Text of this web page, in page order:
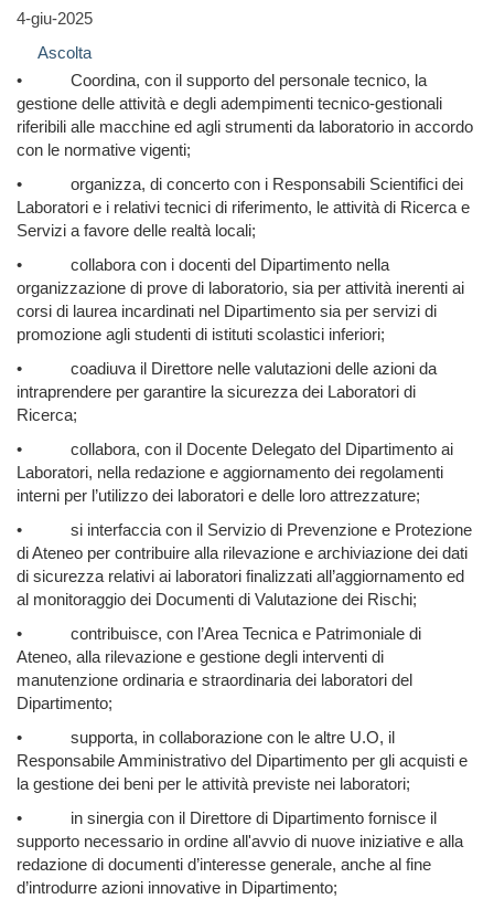
4-giu-2025
Ascolta
•
Coordina, con il supporto del personale tecnico, la
gestione delle attività e degli adempimenti tecnico-gestionali
riferibili alle macchine ed agli strumenti da laboratorio in accordo
con le normative vigenti;
•
organizza, di concerto con i Responsabili Scientifici dei
Laboratori e i relativi tecnici di riferimento, le attività di Ricerca e
Servizi a favore delle realtà locali;
•
collabora con i docenti del Dipartimento nella
organizzazione di prove di laboratorio, sia per attività inerenti ai
corsi di laurea incardinati nel Dipartimento sia per servizi di
promozione agli studenti di istituti scolastici inferiori;
•
coadiuva il Direttore nelle valutazioni delle azioni da
intraprendere per garantire la sicurezza dei Laboratori di
Ricerca;
•
collabora, con il Docente Delegato del Dipartimento ai
Laboratori, nella redazione e aggiornamento dei regolamenti
interni per l’utilizzo dei laboratori e delle loro attrezzature;
•
si interfaccia con il Servizio di Prevenzione e Protezione
di Ateneo per contribuire alla rilevazione e archiviazione dei dati
di sicurezza relativi ai laboratori finalizzati all’aggiornamento ed
al monitoraggio dei Documenti di Valutazione dei Rischi;
•
contribuisce, con l’Area Tecnica e Patrimoniale di
Ateneo, alla rilevazione e gestione degli interventi di
manutenzione ordinaria e straordinaria dei laboratori del
Dipartimento;
•
supporta, in collaborazione con le altre U.O, il
Responsabile Amministrativo del Dipartimento per gli acquisti e
la gestione dei beni per le attività previste nei laboratori;
•
in sinergia con il Direttore di Dipartimento fornisce il
supporto necessario in ordine all'avvio di nuove iniziative e alla
redazione di documenti d’interesse generale, anche al fine
d’introdurre azioni innovative in Dipartimento;